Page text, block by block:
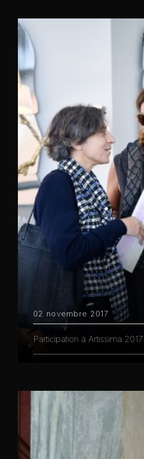
02 novembre 2017
Participation à Artissima